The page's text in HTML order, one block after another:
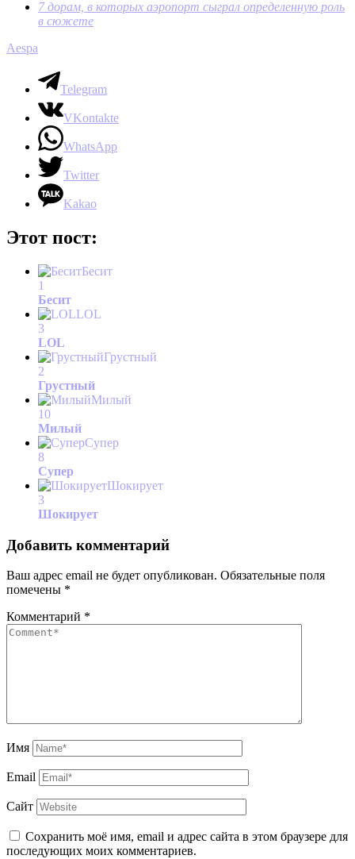
7 дорам, в которых аэропорт сыграл определенную роль
в сюжете
Aespa
Telegram
VKontakte
WhatsApp
Twitter
Kakao
Этот пост:
Бесит
1
Бесит
LOL
3
LOL
Грустный
2
Грустный
Милый
10
Милый
Супер
8
Супер
Шокирует
3
Шокирует
Добавить комментарий
Ваш адрес email не будет опубликован. Обязательные поля
помечены *
Комментарий *
Имя
Email
Сайт
Сохранить моё имя, email и адрес сайта в этом браузере для
последующих моих комментариев.